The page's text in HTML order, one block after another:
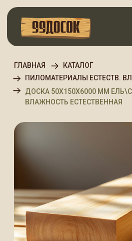
ДОСКА 50Х150Х6000 ММ ЕЛЬ\СОСНА СОРТ 1-3
КАТАЛОГ
ГЛАВНАЯ
Доска 50х150х6000 мм
Ель\Сосна Сорт 1-3
Влажность Естественная